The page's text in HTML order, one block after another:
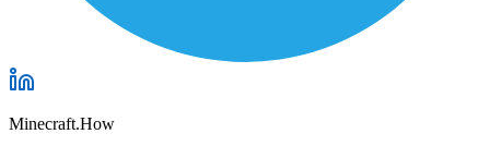
Minecraft.How